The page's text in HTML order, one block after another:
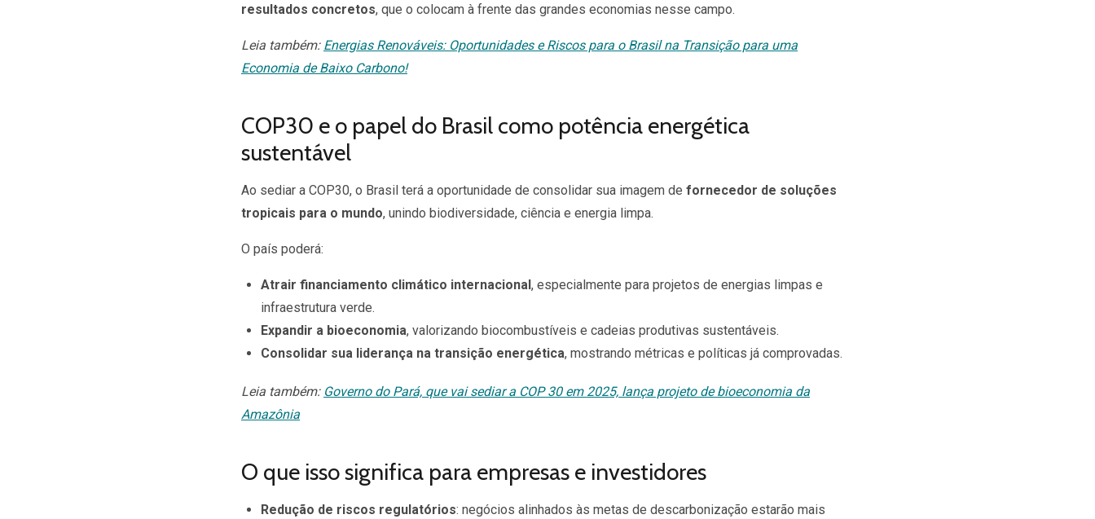
resultados concretos, que o colocam à frente das grandes economias nesse campo.
Leia também: Energias Renováveis: Oportunidades e Riscos para o Brasil na Transição para uma
Economia de Baixo Carbono!
COP30 e o papel do Brasil como potência energética
sustentável
Ao sediar a COP30, o Brasil terá a oportunidade de consolidar sua imagem de fornecedor de soluções
tropicais para o mundo, unindo biodiversidade, ciência e energia limpa.
O país poderá:
Atrair financiamento climático internacional, especialmente para projetos de energias limpas e
infraestrutura verde.
Expandir a bioeconomia, valorizando biocombustíveis e cadeias produtivas sustentáveis.
Consolidar sua liderança na transição energética, mostrando métricas e políticas já comprovadas.
Leia também: Governo do Pará, que vai sediar a COP 30 em 2025, lança projeto de bioeconomia da
Amazônia
O que isso significa para empresas e investidores
Redução de riscos regulatórios: negócios alinhados às metas de descarbonização estarão mais